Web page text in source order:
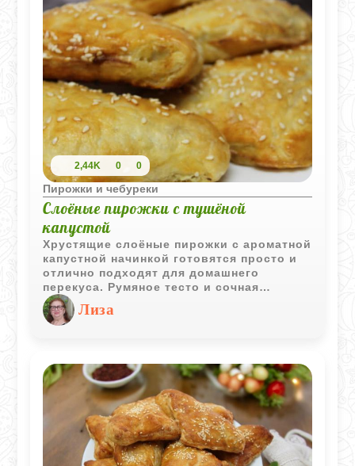
2,44K 0 0
Пирожки и чебуреки
Слоёные пирожки с тушёной
капустой
Хрустящие слоёные пирожки с ароматной
капустной начинкой готовятся просто и
отлично подходят для домашнего
перекуса. Румяное тесто и сочная
овощная начинка делают их особенно
аппетитными.
Лиза